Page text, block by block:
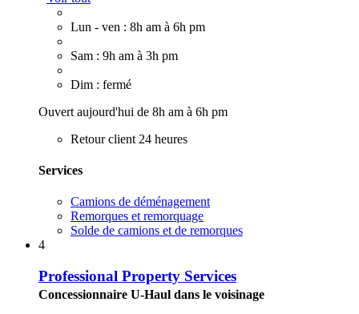
Lun - ven : 8h am à 6h pm
Sam : 9h am à 3h pm
Dim : fermé
Ouvert aujourd'hui de 8h am à 6h pm
Retour client 24 heures
Services
Camions de déménagement
Remorques et remorquage
Solde de camions et de remorques
4
Professional Property Services
Concessionnaire U-Haul dans le voisinage